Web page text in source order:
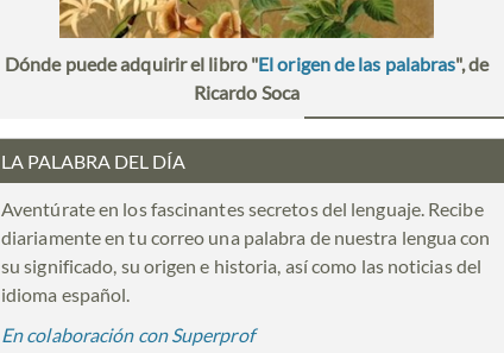
Dónde puede adquirir el libro "El origen de las palabras", de
Ricardo Soca
LA PALABRA DEL DÍA
Aventúrate en los fascinantes secretos del lenguaje. Recibe
diariamente en tu correo una palabra de nuestra lengua con
su significado, su origen e historia, así como las noticias del
idioma español.
En colaboración con Superprof